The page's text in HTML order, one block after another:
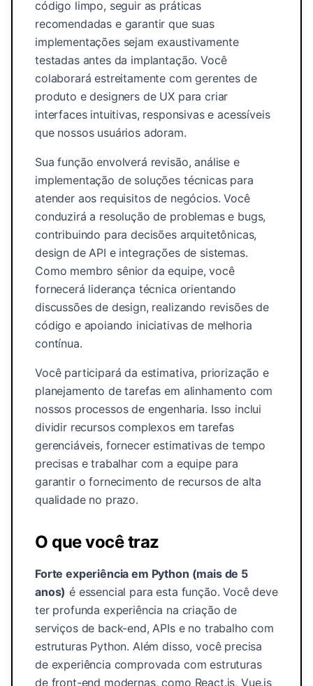
código limpo, seguir as práticas
recomendadas e garantir que suas
implementações sejam exaustivamente
testadas antes da implantação. Você
colaborará estreitamente com gerentes de
produto e designers de UX para criar
interfaces intuitivas, responsivas e acessíveis
que nossos usuários adoram.
Sua função envolverá revisão, análise e
implementação de soluções técnicas para
atender aos requisitos de negócios. Você
conduzirá a resolução de problemas e bugs,
contribuindo para decisões arquitetônicas,
design de API e integrações de sistemas.
Como membro sênior da equipe, você
fornecerá liderança técnica orientando
discussões de design, realizando revisões de
código e apoiando iniciativas de melhoria
contínua.
Você participará da estimativa, priorização e
planejamento de tarefas em alinhamento com
nossos processos de engenharia. Isso inclui
dividir recursos complexos em tarefas
gerenciáveis, fornecer estimativas de tempo
precisas e trabalhar com a equipe para
garantir o fornecimento de recursos de alta
qualidade no prazo.
O que você traz
Forte experiência em Python (mais de 5
anos) é essencial para esta função. Você deve
ter profunda experiência na criação de
serviços de back-end, APIs e no trabalho com
estruturas Python. Além disso, você precisa
de experiência comprovada com estruturas
de front-end modernas, como React.js, Vue.js